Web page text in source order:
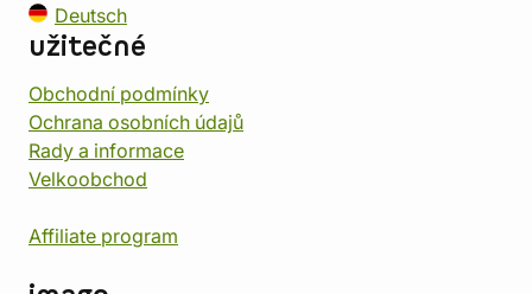
Deutsch
užitečné
Obchodní podmínky
Ochrana osobních údajů
Rady a informace
Velkoobchod
Affiliate program